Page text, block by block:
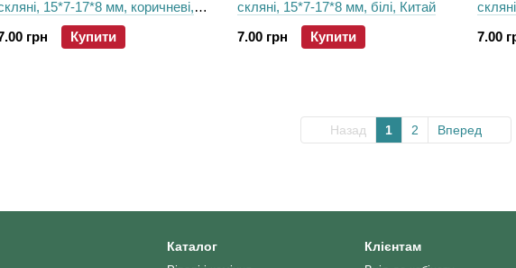
15*7-17*8 мм, коричневі,
грн
Купити
скляні, 15*7-17*8 мм, білі, Китай
7.00 грн
Купити
7.00
Назад 1 2 Вперед
Каталог Клієнтам